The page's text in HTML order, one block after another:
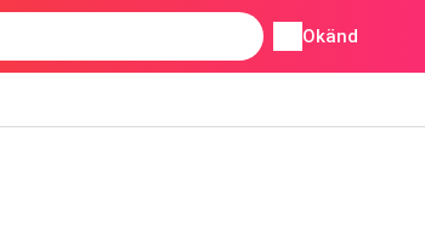
Okänd